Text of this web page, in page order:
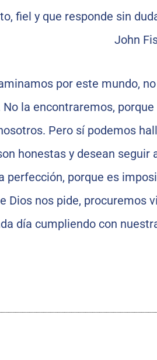
por este mundo,
la encontraremos,
Pero sí podemos
honestas y desean seguir
perfección, porque es
Dios nos pide, procuremos
día cumpliendo con